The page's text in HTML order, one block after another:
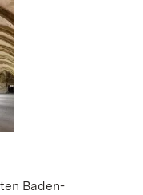
Baden-